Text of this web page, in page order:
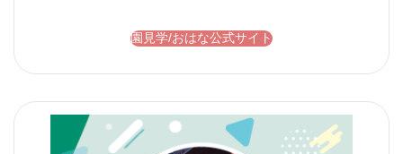
園見学/おはな公式サイト